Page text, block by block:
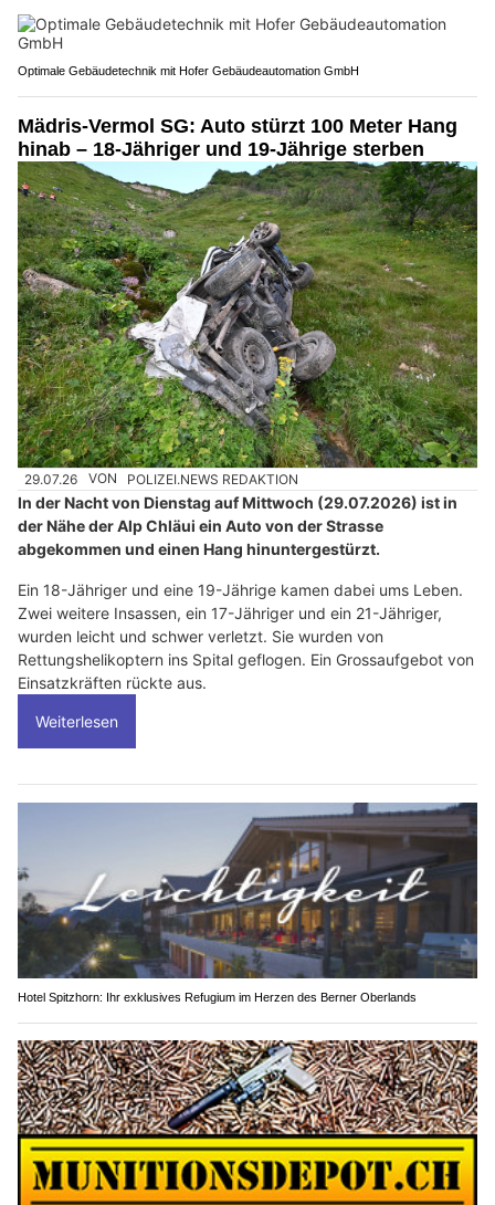
Optimale Gebäudetechnik mit Hofer Gebäudeautomation GmbH
Mädris-Vermol SG: Auto stürzt 100 Meter Hang
hinab – 18-Jähriger und 19-Jährige sterben
29.07.26 VON POLIZEI.NEWS REDAKTION
In der Nacht von Dienstag auf Mittwoch (29.07.2026) ist in
der Nähe der Alp Chläui ein Auto von der Strasse
abgekommen und einen Hang hinuntergestürzt.
Ein 18-Jähriger und eine 19-Jährige kamen dabei ums Leben.
Zwei weitere Insassen, ein 17-Jähriger und ein 21-Jähriger,
wurden leicht und schwer verletzt. Sie wurden von
Rettungshelikoptern ins Spital geflogen. Ein Grossaufgebot von
Einsatzkräften rückte aus.
Weiterlesen
Hotel Spitzhorn: Ihr exklusives Refugium im Herzen des Berner Oberlands